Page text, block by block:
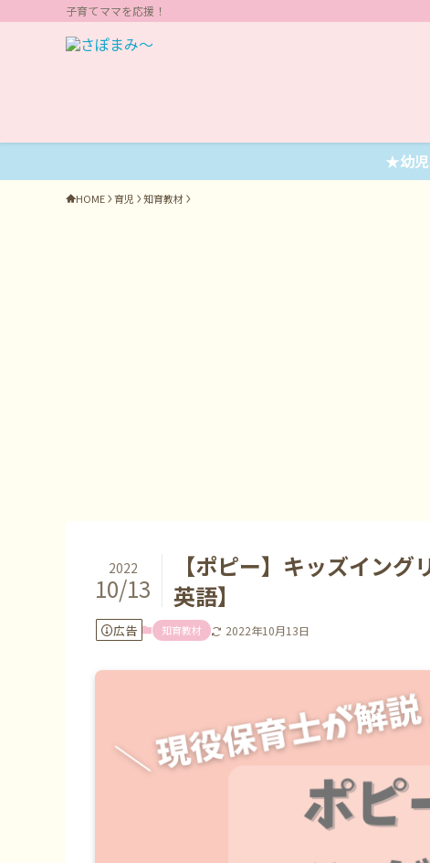
子育てママを応援！
★幼
HOME 育児 知育教材
【ポピー】キッズイン
英語】
2022
10/13
広告 知育教材 2022年10月13日